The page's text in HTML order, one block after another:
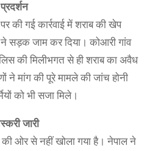
की गई कार्रवाई में शराब की खेप
सड़क जाम कर दिया। कोआरी गांव
की मिलीभगत से ही शराब का अवैध
ने मांग की पूरे मामले की जांच होनी
को भी सजा मिले।
जारी
की ओर से नहीं खोला गया है। नेपाल ने